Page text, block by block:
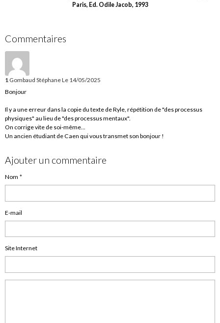
Paris, Ed. Odile Jacob, 1993
Commentaires
1 Gombaud StéphaneLe 14/05/2025
Bonjour
Il y a une erreur dans la copie du texte de Ryle, répétition de "des processus
physiques" au lieu de "des processus mentaux".
On corrige vite de soi-même...
Un ancien étudiant de Caen qui vous transmet son bonjour !
Ajouter un commentaire
Nom
E-mail
Site Internet